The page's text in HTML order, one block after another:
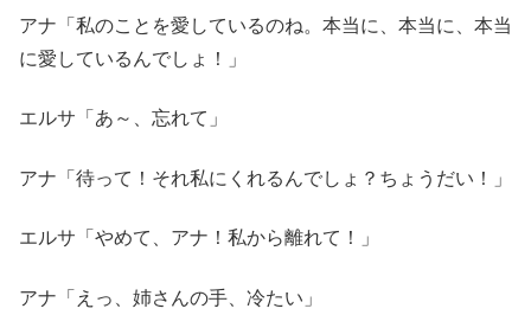
アナ「私のことを愛しているのね。本当に、本当に、本当
に愛しているんでしょ！」
エルサ「あ～、忘れて」
アナ「待って！それ私にくれるんでしょ？ちょうだい！」
エルサ「やめて、アナ！私から離れて！」
アナ「えっ、姉さんの手、冷たい」